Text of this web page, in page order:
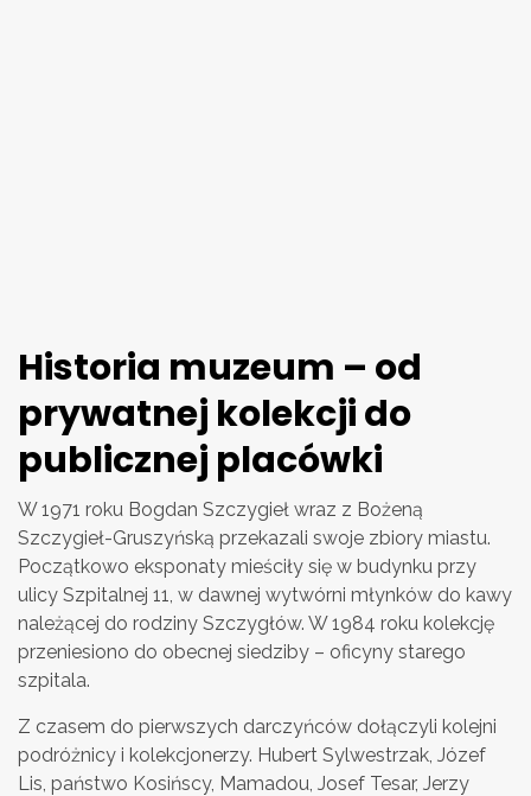
Historia muzeum – od
prywatnej kolekcji do
publicznej placówki
W 1971 roku Bogdan Szczygieł wraz z Bożeną
Szczygieł-Gruszyńską przekazali swoje zbiory miastu.
Początkowo eksponaty mieściły się w budynku przy
ulicy Szpitalnej 11, w dawnej wytwórni młynków do kawy
należącej do rodziny Szczygłów. W 1984 roku kolekcję
przeniesiono do obecnej siedziby – oficyny starego
szpitala.
Z czasem do pierwszych darczyńców dołączyli kolejni
podróżnicy i kolekcjonerzy. Hubert Sylwestrzak, Józef
Lis, państwo Kosińscy, Mamadou, Josef Tesar, Jerzy